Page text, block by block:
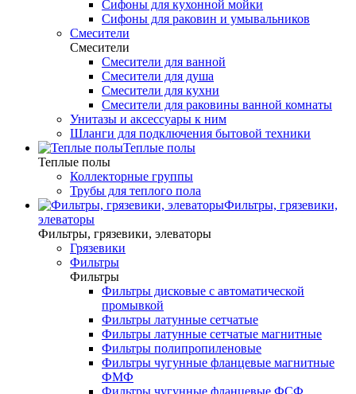
Сифоны для кухонной мойки
Сифоны для раковин и умывальников
Смесители
Смесители
Смесители для ванной
Смесители для душа
Смесители для кухни
Смесители для раковины ванной комнаты
Унитазы и аксессуары к ним
Шланги для подключения бытовой техники
Теплые полы
Теплые полы
Коллекторные группы
Трубы для теплого пола
Фильтры, грязевики,
элеваторы
Фильтры, грязевики, элеваторы
Грязевики
Фильтры
Фильтры
Фильтры дисковые с автоматической
промывкой
Фильтры латунные сетчатые
Фильтры латунные сетчатые магнитные
Фильтры полипропиленовые
Фильтры чугунные фланцевые магнитные
ФМФ
Фильтры чугунные фланцевые ФСФ